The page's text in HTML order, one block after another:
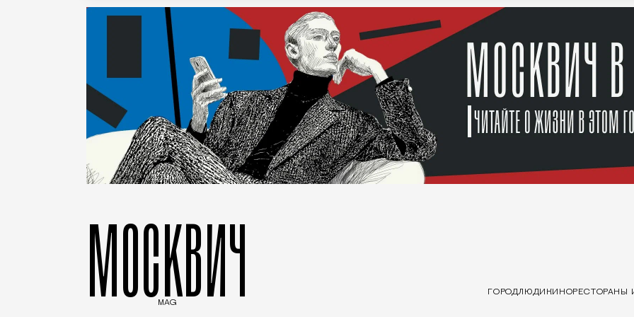
МОСКВИЧ
MAG
ГОРОДЛЮДИ КИНОРЕСТОРАНЫ